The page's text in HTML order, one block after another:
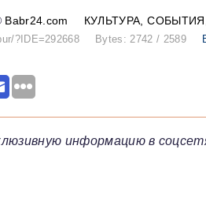
Babr24.com КУЛЬТУРА СОБЫТИЯ
?IDE=292668 Bytes: 2742 / 2589
информацию в